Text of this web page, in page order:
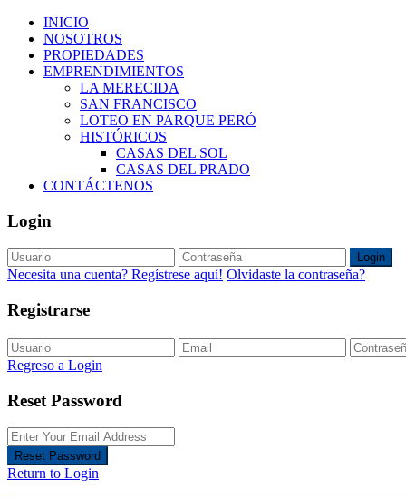
INICIO
NOSOTROS
PROPIEDADES
EMPRENDIMIENTOS
LA MERECIDA
SAN FRANCISCO
LOTEO EN PARQUE PERÓ
HISTÓRICOS
CASAS DEL SOL
CASAS DEL PRADO
CONTÁCTENOS
Login
Login
Necesita una cuenta? Regístrese aquí! Olvidaste la contraseña?
Registrarse
Regreso a Login
Reset Password
Reset Password
Return to Login